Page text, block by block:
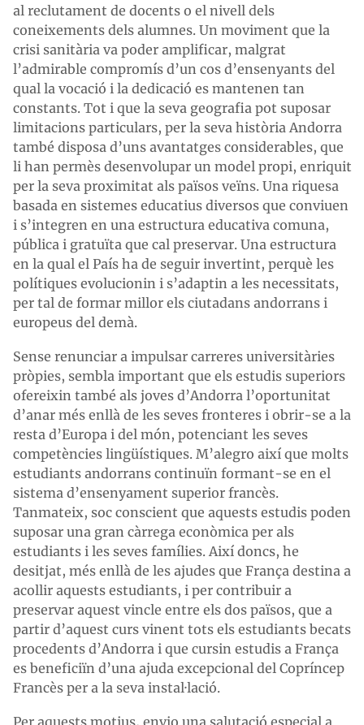
al reclutament de docents o el nivell dels
coneixements dels alumnes. Un moviment que la
crisi sanitària va poder amplificar, malgrat
l’admirable compromís d’un cos d’ensenyants del
qual la vocació i la dedicació es mantenen tan
constants. Tot i que la seva geografia pot suposar
limitacions particulars, per la seva història Andorra
també disposa d’uns avantatges considerables, que
li han permès desenvolupar un model propi, enriquit
per la seva proximitat als països veïns. Una riquesa
basada en sistemes educatius diversos que conviuen
i s’integren en una estructura educativa comuna,
pública i gratuïta que cal preservar. Una estructura
en la qual el País ha de seguir invertint, perquè les
polítiques evolucionin i s’adaptin a les necessitats,
per tal de formar millor els ciutadans andorrans i
europeus del demà.
Sense renunciar a impulsar carreres universitàries
pròpies, sembla important que els estudis superiors
ofereixin també als joves d’Andorra l’oportunitat
d’anar més enllà de les seves fronteres i obrir-se a la
resta d’Europa i del món, potenciant les seves
competències lingüístiques. M’alegro així que molts
estudiants andorrans continuïn formant-se en el
sistema d’ensenyament superior francès.
Tanmateix, soc conscient que aquests estudis poden
suposar una gran càrrega econòmica per als
estudiants i les seves famílies. Així doncs, he
desitjat, més enllà de les ajudes que França destina a
acollir aquests estudiants, i per contribuir a
preservar aquest vincle entre els dos països, que a
partir d’aquest curs vinent tots els estudiants becats
procedents d’Andorra i que cursin estudis a França
es beneficiïn d’una ajuda excepcional del Copríncep
Francès per a la seva instal·lació.
Per aquests motius, envio una salutació especial a